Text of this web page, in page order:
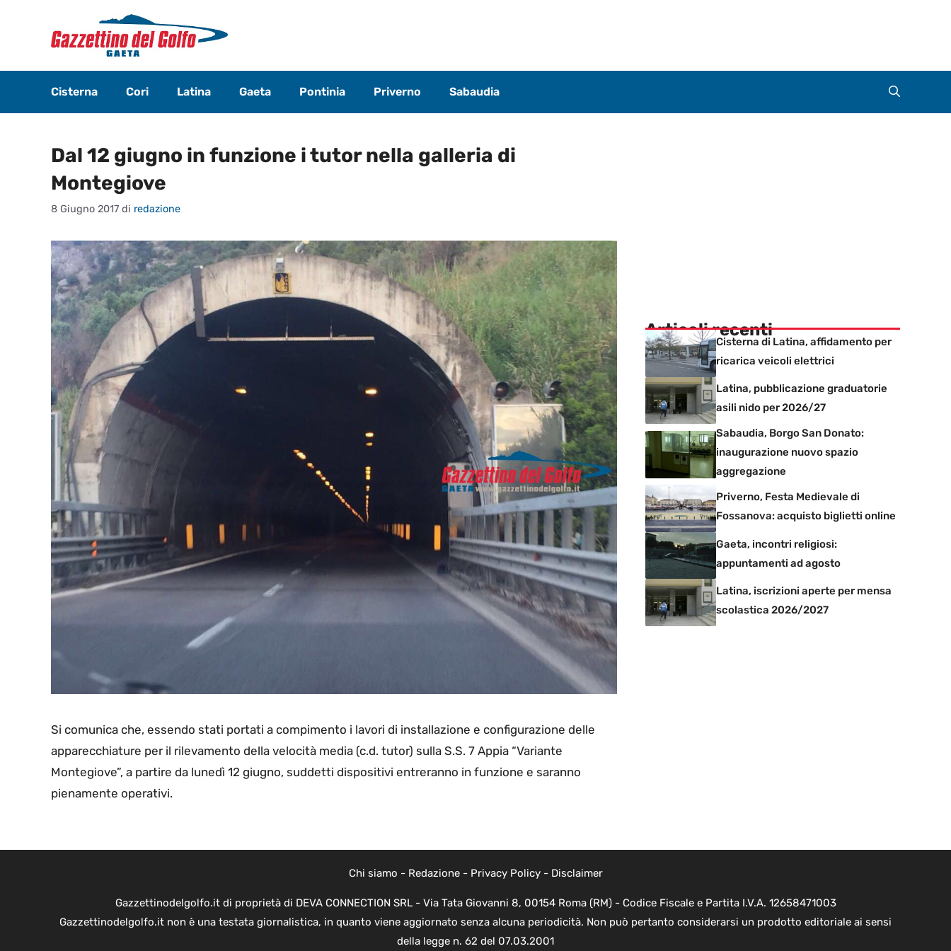
contenuto
Cisterna Cori Latina Gaeta Pontinia Priverno Sabaudia
Dal 12 giugno in funzione i tutor nella galleria di
Montegiove
8 Giugno 2017 di redazione
Si comunica che, essendo stati portati a compimento i lavori di installazione e configurazione delle
apparecchiature per il rilevamento della velocità media (c.d. tutor) sulla S.S. 7 Appia “Variante
Montegiove”, a partire da lunedì 12 giugno, suddetti dispositivi entreranno in funzione e saranno
pienamente operativi.
Articoli recenti
Cisterna di Latina, affidamento per
ricarica veicoli elettrici
Latina, pubblicazione graduatorie
asili nido per 2026/27
Sabaudia, Borgo San Donato:
inaugurazione nuovo spazio
aggregazione
Priverno, Festa Medievale di
Fossanova: acquisto biglietti online
Gaeta, incontri religiosi:
appuntamenti ad agosto
Latina, iscrizioni aperte per mensa
scolastica 2026/2027
Chi siamo - Redazione- Privacy Policy- Disclaimer
Gazzettinodelgolfo.it di proprietà di DEVA CONNECTION SRL - Via Tata Giovanni 8, 00154 Roma (RM) - Codice Fiscale e Partita I.V.A. 12658471003
Gazzettinodelgolfo.it non è una testata giornalistica, in quanto viene aggiornato senza alcuna periodicità. Non può pertanto considerarsi un prodotto editoriale ai sensi
della legge n. 62 del 07.03.2001